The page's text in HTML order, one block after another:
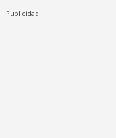
Publicidad